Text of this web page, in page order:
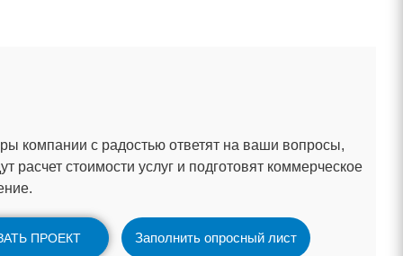
компании с радостью ответят на ваши вопросы,
расчет стоимости услуг и подготовят коммерческое
ПРОЕКТ Заполнить опросный лист